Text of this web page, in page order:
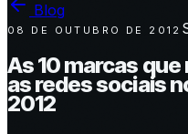
Blog
08 DE OUTUBRO DE 2012
As 10 marcas
as redes sociais
2012